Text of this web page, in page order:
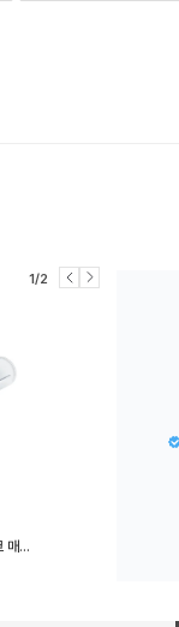
1/2
책상 테이블 오염방지 투명 데스크 매트 방수 식탁보 식탁 보호 커버 60x120cm 80x140cm